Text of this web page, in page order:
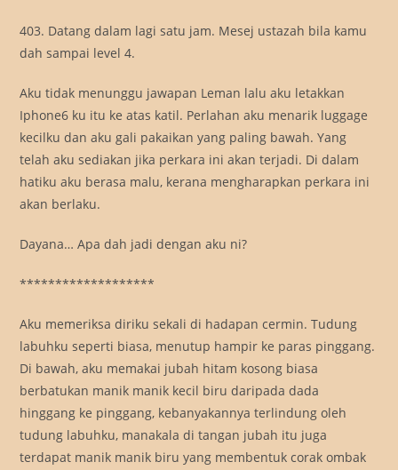
403. Datang dalam lagi satu jam. Mesej ustazah bila kamu
dah sampai level 4.
Aku tidak menunggu jawapan Leman lalu aku letakkan
Iphone6 ku itu ke atas katil. Perlahan aku menarik luggage
kecilku dan aku gali pakaikan yang paling bawah. Yang
telah aku sediakan jika perkara ini akan terjadi. Di dalam
hatiku aku berasa malu, kerana mengharapkan perkara ini
akan berlaku.
Dayana… Apa dah jadi dengan aku ni?
*******************
Aku memeriksa diriku sekali di hadapan cermin. Tudung
labuhku seperti biasa, menutup hampir ke paras pinggang.
Di bawah, aku memakai jubah hitam kosong biasa
berbatukan manik manik kecil biru daripada dada
hinggang ke pinggang, kebanyakannya terlindung oleh
tudung labuhku, manakala di tangan jubah itu juga
terdapat manik manik biru yang membentuk corak ombak